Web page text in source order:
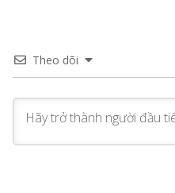
Theo dõi